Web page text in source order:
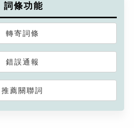
詞條功能
轉寄詞條
錯誤通報
推薦關聯詞